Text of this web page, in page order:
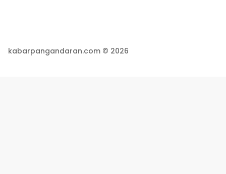
kabarpangandaran.com © 2026